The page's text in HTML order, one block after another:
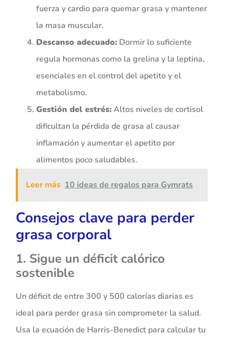
fuerza y cardio para quemar grasa y mantener
la masa muscular.
Descanso adecuado: Dormir lo suficiente
regula hormonas como la grelina y la leptina,
esenciales en el control del apetito y el
metabolismo.
Gestión del estrés:Altos niveles de cortisol
dificultan la pérdida de grasa al causar
inflamación y aumentar el apetito por
alimentos poco saludables.
Leer más 10 ideas de regalos para Gymrats
Consejos clave para perder
grasa corporal
1. Sigue un déficit calórico
sostenible
Un déficit de entre 300 y 500 calorías diarias es
ideal para perder grasa sin comprometer la salud.
Usa la ecuación de Harris-Benedict para calcular tu